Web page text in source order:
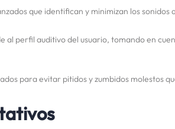
que identifican y minimizan los sonidos
perfil auditivo del usuario, tomando en
para evitar pitidos y zumbidos molestos